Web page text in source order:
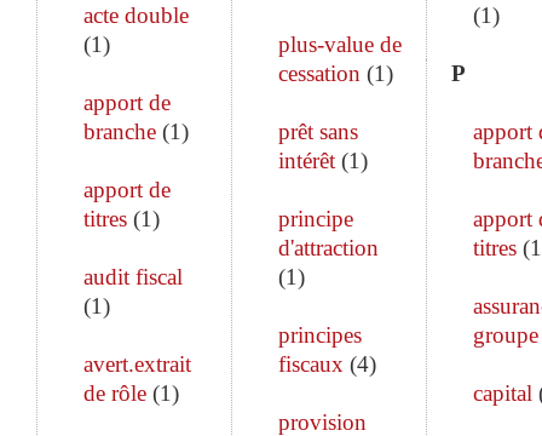
acte double
(1)
apport de
branche (1)
apport de
titres (1)
audit fiscal
(1)
avert.extrait
de rôle (1)
plus-value de
cessation (1)
prêt sans
intérêt(1)
principe
d'attraction
(1)
principes
fiscaux (4)
provision
(1)
P
apport
apport
titres(1
groupe
capital